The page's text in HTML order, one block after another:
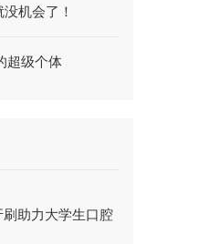
机会了！
超级个体
助力大学生口腔